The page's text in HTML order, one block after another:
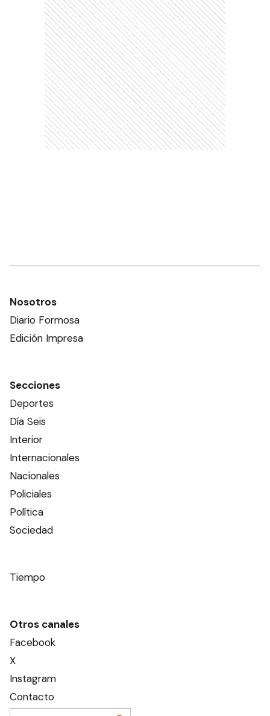
Nosotros
Diario Formosa
Edición Impresa
Secciones
Deportes
Día Seis
Interior
Internacionales
Nacionales
Policiales
Política
Sociedad
Tiempo
Otros canales
Facebook
X
Instagram
Contacto